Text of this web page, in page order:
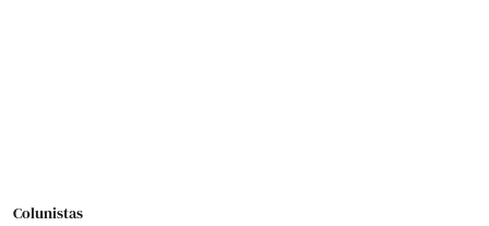
Colunistas